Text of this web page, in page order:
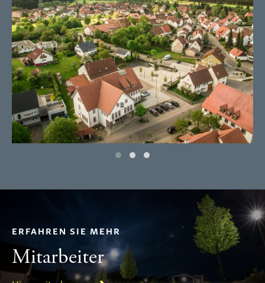
ERFAHREN SIE MEHR
Mitarbeiter